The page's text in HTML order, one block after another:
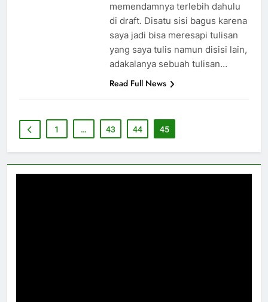
memendamnya terlebih dahulu
di draft. Disatu sisi bagus karena
saya jadi bisa meresapi tulisan
yang saya tulis namun disisi lain,
adakalanya sebuah tulisan…
Read Full News
1 … 43 44 45